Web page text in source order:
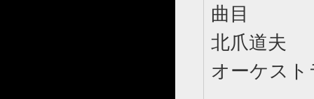
曲目
北爪道夫
オー